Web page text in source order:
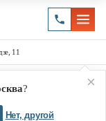
11
×
?
Нет, другой
помещений